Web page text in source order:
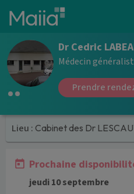
Aller au contenu principal
Dr Cedric
Médecin
Prendre
Lieu : Cabinet des Dr
Prochaine
jeudi 10 septembre